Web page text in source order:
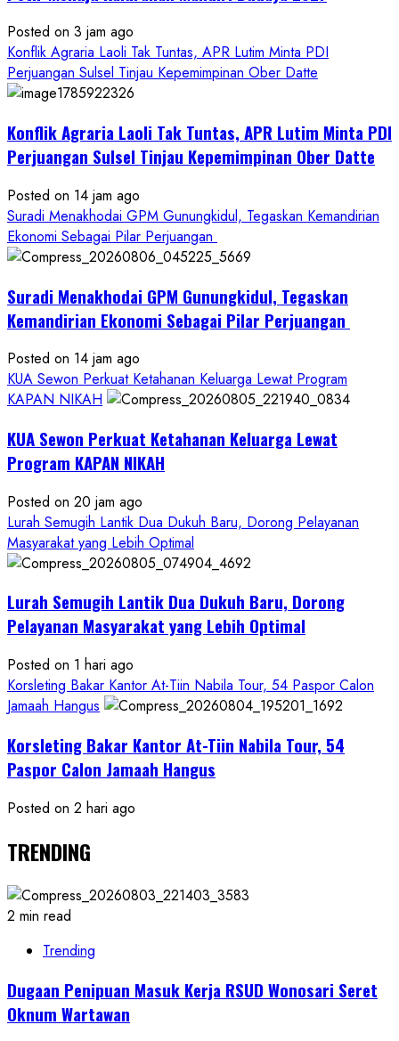
Posted on 3 jam ago
Konflik Agraria Laoli Tak Tuntas, APR Lutim Minta PDI
Perjuangan Sulsel Tinjau Kepemimpinan Ober Datte
Konflik Agraria Laoli Tak Tuntas, APR Lutim Minta PDI
Perjuangan Sulsel Tinjau Kepemimpinan Ober Datte
Posted on 14 jam ago
Suradi Menakhodai GPM Gunungkidul, Tegaskan Kemandirian
Ekonomi Sebagai Pilar Perjuangan ​
Suradi Menakhodai GPM Gunungkidul, Tegaskan
Kemandirian Ekonomi Sebagai Pilar Perjuangan ​
Posted on 14 jam ago
KUA Sewon Perkuat Ketahanan Keluarga Lewat Program
KAPAN NIKAH
KUA Sewon Perkuat Ketahanan Keluarga Lewat
Program KAPAN NIKAH
Posted on 20 jam ago
Lurah Semugih Lantik Dua Dukuh Baru, Dorong Pelayanan
Masyarakat yang Lebih Optimal
Lurah Semugih Lantik Dua Dukuh Baru, Dorong
Pelayanan Masyarakat yang Lebih Optimal
Posted on 1 hari ago
Korsleting Bakar Kantor At-Tiin Nabila Tour, 54 Paspor Calon
Jamaah Hangus
Korsleting Bakar Kantor At-Tiin Nabila Tour, 54
Paspor Calon Jamaah Hangus
Posted on 2 hari ago
TRENDING
2 min read
Trending
Dugaan Penipuan Masuk Kerja RSUD Wonosari Seret
Oknum Wartawan